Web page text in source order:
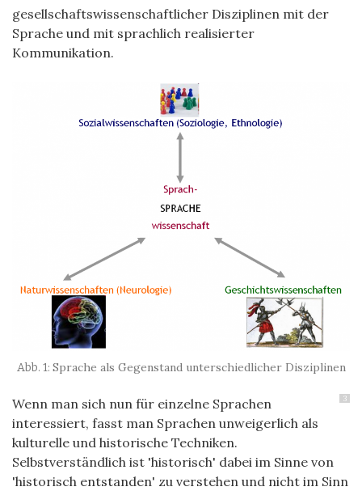
gesellschaftswissenschaftlicher Disziplinen mit der
Sprache und mit sprachlich realisierter
Kommunikation.
Sprache als Gegenstand unterschiedlicher Disziplinen
3
Wenn man sich nun für einzelne Sprachen
interessiert, fasst man Sprachen unweigerlich als
kulturelle und historische Techniken.
Selbstverständlich ist 'historisch' dabei im Sinne von
'historisch entstanden' zu verstehen und nicht im Sinn